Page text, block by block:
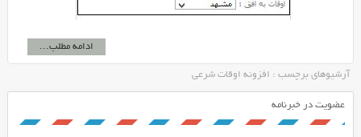
ادامه مطلب...
آرشیوهای برچسب : افزونه اوقات شرعی
عضویت در خبرنامه